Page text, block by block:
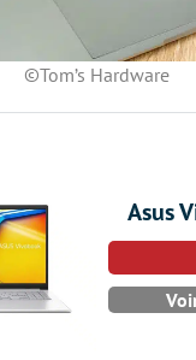
©Tom’s Hardware
Asus